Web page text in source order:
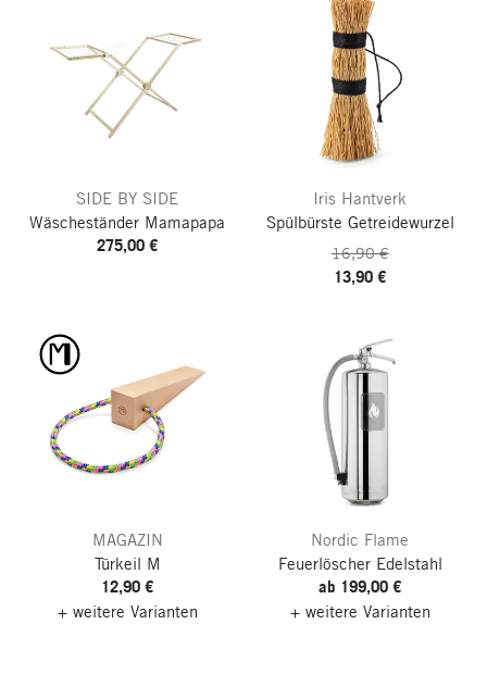
SIDE BY SIDE
Wäscheständer Mamapapa
275,00 €
Iris Hantverk
Spülbürste Getreidewurzel
16,90 €
13,90 €
MAGAZIN
Türkeil M
12,90 €
+ weitere Varianten
Nordic Flame
Feuerlöscher Edelstahl
ab 199,00 €
+ weitere Varianten